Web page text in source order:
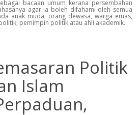
bacaan umum kerana persembahan
agar ia boleh difahami oleh semua
anak muda, orang dewasa, warga emas,
pemimpin politik atau ahli akademik.
Politik
Islam